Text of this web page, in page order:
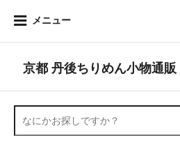
メニュー
京都 丹後ちりめん小物通